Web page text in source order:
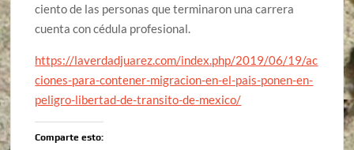
ciento de las personas que terminaron una carrera
cuenta con cédula profesional.
https://laverdadjuarez.com/index.php/2019/06/19/ac
ciones-para-contener-migracion-en-el-pais-ponen-en-
peligro-libertad-de-transito-de-mexico/
Comparte esto: